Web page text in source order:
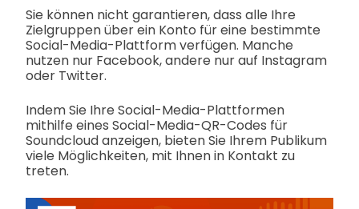
Sie können nicht garantieren, dass alle Ihre
Zielgruppen über ein Konto für eine bestimmte
Social-Media-Plattform verfügen. Manche
nutzen nur Facebook, andere nur auf Instagram
oder Twitter.
Indem Sie Ihre Social-Media-Plattformen
mithilfe eines Social-Media-QR-Codes für
Soundcloud anzeigen, bieten Sie Ihrem Publikum
viele Möglichkeiten, mit Ihnen in Kontakt zu
treten.